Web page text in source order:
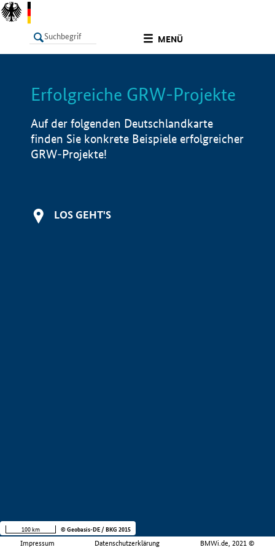
MENÜ
LISTE Info
Erfolgreiche GRW-Projekte
Auf der folgenden Deutschlandkarte
finden Sie konkrete Beispiele erfolgreicher
GRW-Projekte!
LOS GEHT'S
Impressum Datenschutzerklärung BMWi.de, 2021 ©
100 km © Geobasis-DE / BKG 2015